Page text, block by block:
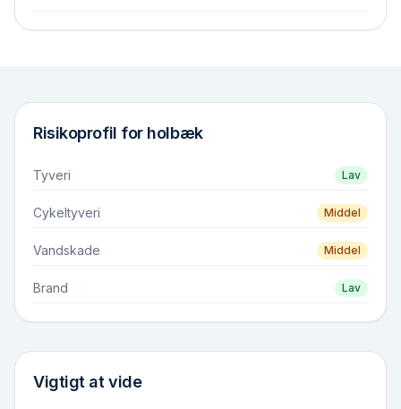
Risikoprofil for holbæk
Tyveri Lav
Cykeltyveri Middel
Vandskade Middel
Brand Lav
Vigtigt at vide